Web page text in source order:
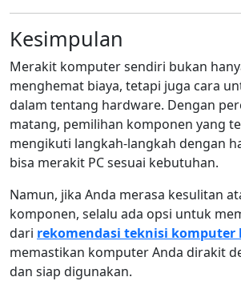
Kesimpulan
Merakit komputer sendiri bukan
menghemat biaya, tetapi juga cara
dalam tentang hardware. Dengan
matang, pemilihan komponen yang
mengikuti langkah-langkah dengan
bisa merakit PC sesuai kebutuhan.
Namun, jika Anda merasa kesulitan
komponen, selalu ada opsi untuk
dari rekomendasi teknisi komputer
memastikan komputer Anda dirakit
dan siap digunakan.